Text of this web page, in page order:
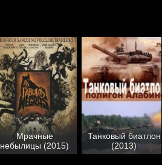
Мрачные
небылицы (2015)
Танковый биатлон
(2013)